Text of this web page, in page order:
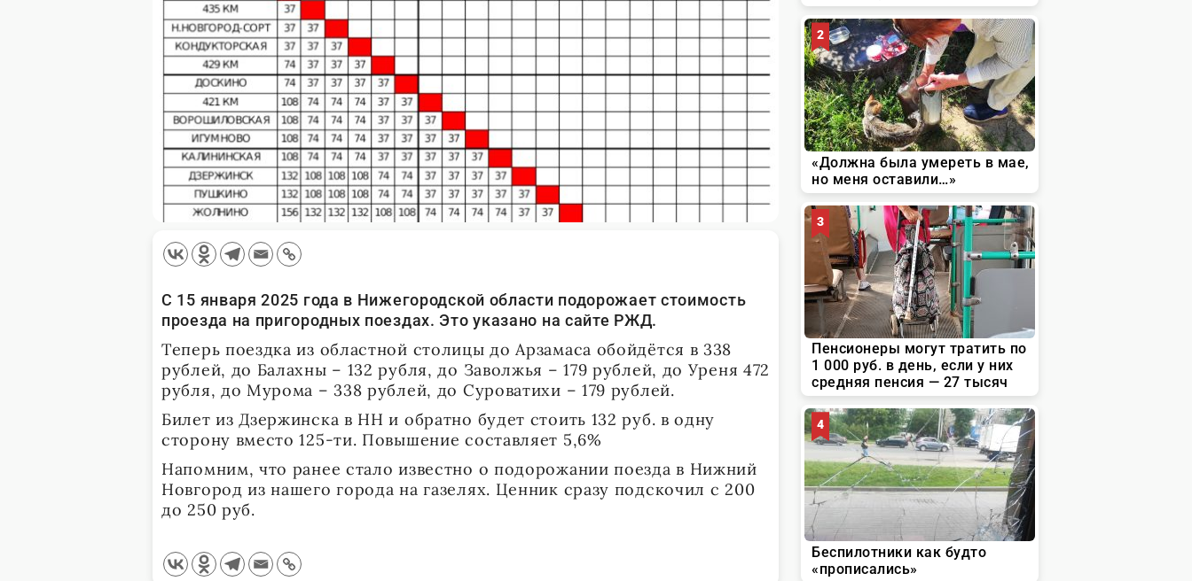
С 15 января 2025 года в Нижегородской области подорожает стоимость
проезда на пригородных поездах. Это указано на сайте РЖД.
Теперь поездка из областной столицы до Арзамаса обойдётся в 338
рублей, до Балахны – 132 рубля, до Заволжья – 179 рублей, до Уреня 472
рубля, до Мурома – 338 рублей, до Суроватихи – 179 рублей.
Билет из Дзержинска в НН и обратно будет стоить 132 руб. в одну
сторону вместо 125-ти. Повышение составляет 5,6%
Напомним, что ранее стало известно о подорожании поезда в Нижний
Новгород из нашего города на газелях. Ценник сразу подскочил с 200
до 250 руб.